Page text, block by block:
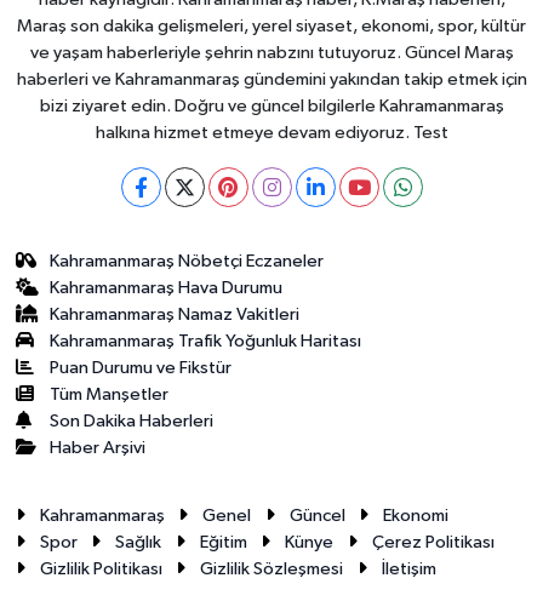
Maraş son dakika gelişmeleri, yerel siyaset, ekonomi, spor, kültür
ve yaşam haberleriyle şehrin nabzını tutuyoruz. Güncel Maraş
haberleri ve Kahramanmaraş gündemini yakından takip etmek için
bizi ziyaret edin. Doğru ve güncel bilgilerle Kahramanmaraş
halkına hizmet etmeye devam ediyoruz. Test
Kahramanmaraş Nöbetçi Eczaneler
Kahramanmaraş Hava Durumu
Kahramanmaraş Namaz Vakitleri
Kahramanmaraş Trafik Yoğunluk Haritası
Puan Durumu ve Fikstür
Tüm Manşetler
Son Dakika Haberleri
Haber Arşivi
Kahramanmaraş Genel Güncel
Ekonomi
Spor
Sağlık Eğitim Künye
Çerez Politikası
Gizlilik Politikası
Gizlilik Sözleşmesi İletişim